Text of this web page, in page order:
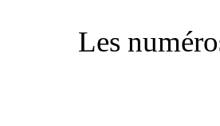
Les